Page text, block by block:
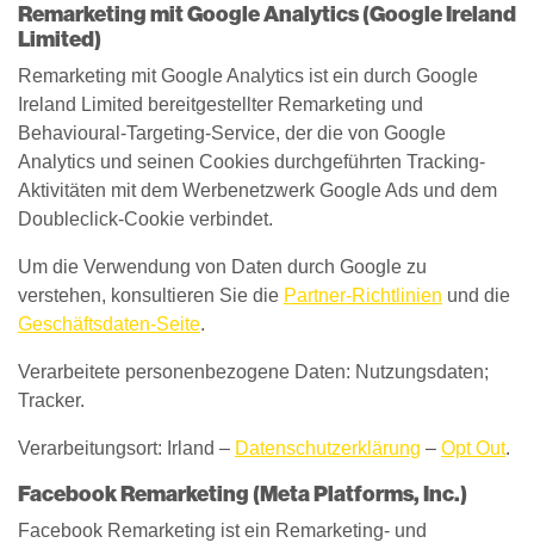
Remarketing mit Google Analytics (Google Ireland
Limited)
Remarketing mit Google Analytics ist ein durch Google
Ireland Limited bereitgestellter Remarketing und
Behavioural-Targeting-Service, der die von Google
Analytics und seinen Cookies durchgeführten Tracking-
Aktivitäten mit dem Werbenetzwerk Google Ads und dem
Doubleclick-Cookie verbindet.
Um die Verwendung von Daten durch Google zu
verstehen, konsultieren Sie die Partner-Richtlinien und die
Geschäftsdaten-Seite.
Verarbeitete personenbezogene Daten: Nutzungsdaten;
Tracker.
Verarbeitungsort: Irland – Datenschutzerklärung – Opt Out.
Facebook Remarketing (Meta Platforms, Inc.)
Facebook Remarketing ist ein Remarketing- und